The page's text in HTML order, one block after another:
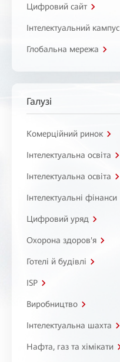
Цифровий сайт
Інтелектуальний кампус
Глобальна мережа
Галузі
Комерційний ринок
Інтелектуальна освіта
Інтелектуальна освіта
Інтелектуальні фінанси
Цифровий уряд
Охорона здоров'я
Готелі й будівлі
ISP
Виробництво
Інтелектуальна шахта
Нафта, газ та хімікати